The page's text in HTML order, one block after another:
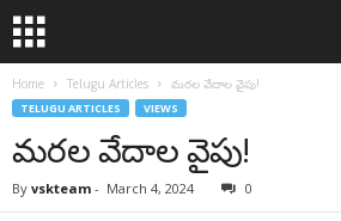
Home Telugu Articles మరల వేదాల వైపు!
TELUGU ARTICLES VIEWS
మరల వేదాల వైపు!
By vskteam - March 4, 2024 0